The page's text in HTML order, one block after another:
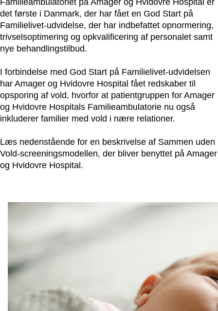
Familieambulatoriet på Amager og Hvidovre Hospital er
det første i Danmark, der har fået en God Start på
Familielivet-udvidelse, der har indbefattet opnormering,
trivselsoptimering og opkvalificering af personalet samt
nye behandlingstilbud.
I forbindelse med God Start på Familielivet-udvidelsen
har Amager og Hvidovre Hospital fået redskaber til
opsporing af vold, hvorfor at patientgruppen for Amager
og Hvidovre Hospitals Familieambulatorie nu også
inkluderer familier med vold i nære relationer.
Læs nedenstående for en beskrivelse af Sammen uden
Vold-screeningsmodellen, der bliver benyttet på Amager
og Hvidovre Hospital.